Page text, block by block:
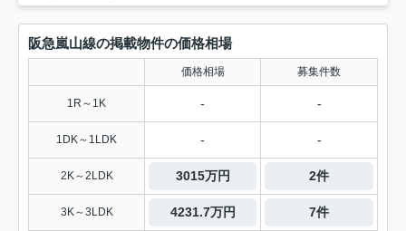
阪急嵐山線の掲載物件の価格相場
価格相場 募集件数
1R～1K - -
1DK～1LDK - -
2K～2LDK 3015万円 2件
3K～3LDK 4231.7万円 7件